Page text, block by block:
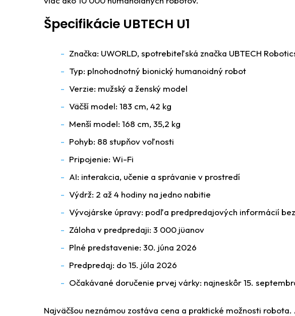
Špecifikácie UBTECH U1
Značka: UWORLD, spotrebiteľská značka UBTECH
Typ: plnohodnotný bionický humanoidný robot
Verzie: mužský a ženský model
Väčší model: 183 cm, 42 kg
Menší model: 168 cm, 35,2 kg
Pohyb: 88 stupňov voľnosti
Pripojenie: Wi-Fi
AI: interakcia, učenie a správanie v prostredí
Výdrž: 2 až 4 hodiny na jedno nabitie
Vývojárske úpravy: podľa predpredajových informácií
Záloha v predpredaji: 3 000 jüanov
Plné predstavenie: 30. júna 2026
Predpredaj: do 15. júla 2026
Očakávané doručenie prvej várky: najneskôr 15.
Najväčšou neznámou zostáva cena a praktické možnosti robota.